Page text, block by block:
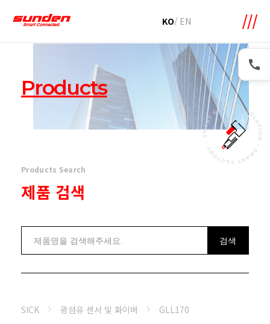
KO/ EN
Products
Products Search
제품 검색
검색
SICK 광섬유 센서 및 화이버 GLL170